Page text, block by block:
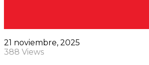
21 noviembre, 2025
388 Views